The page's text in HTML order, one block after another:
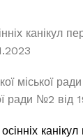
канікул
міської
ради №2 від
канікул